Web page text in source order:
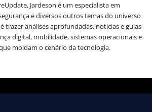
Jardeson é um especialista em
e diversos outros temas do universo
trazer análises aprofundadas, notícias e guias
digital, mobilidade, sistemas operacionais e
moldam o cenário da tecnologia.